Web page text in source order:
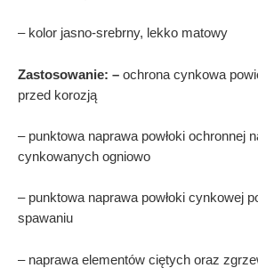
– kolor jasno-srebrny, lekko matowy
Zastosowanie: – ochrona cynkowa
przed korozją
– punktowa naprawa powłoki ochronnej
cynkowanych ogniowo
– punktowa naprawa powłoki cynkowej
spawaniu
– naprawa elementów ciętych oraz